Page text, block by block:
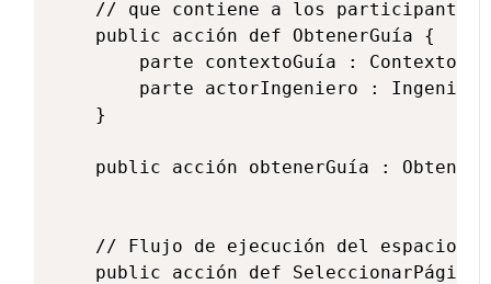
// que contiene a los
    public acción def ObtenerGuía {
parte contextoGuía :
parte actorIngeniero :
    }
public acción obtenerGuía :
// Flujo de ejecución del espacio
public acción def SeleccionarPágina